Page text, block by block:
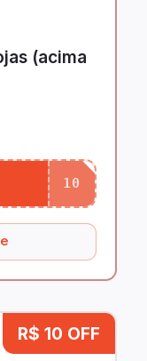
(acima
10
R$ 10 OFF